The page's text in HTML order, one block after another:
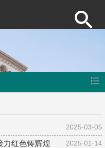
2025-03-05
力红色铸辉煌
2025-01-14